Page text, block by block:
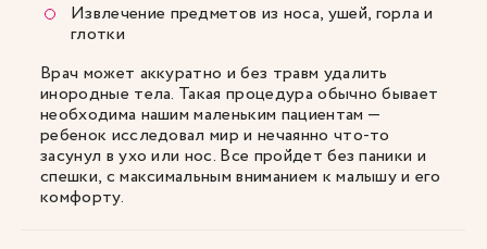
Извлечение предметов из носа, ушей, горла и
глотки
Врач может аккуратно и без травм удалить
инородные тела. Такая процедура обычно бывает
необходима нашим маленьким пациентам —
ребенок исследовал мир и нечаянно что-то
засунул в ухо или нос. Все пройдет без паники и
спешки, с максимальным вниманием к малышу и его
комфорту.